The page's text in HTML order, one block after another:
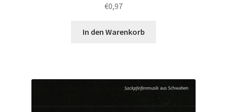
€0,97
In den Warenkorb